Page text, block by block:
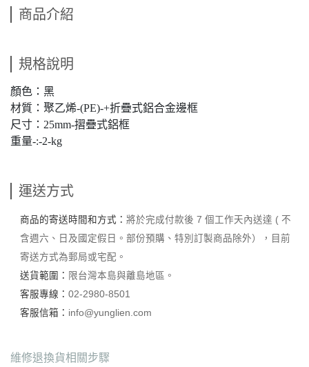
商品介紹
規格說明
顏色：黑
材質：聚乙烯-(PE)-+折疊式鋁合金邊框
尺寸：25mm-摺疊式鋁框
重量-:-2-kg
運送方式
商品的寄送時間和方式： 將於完成付款後 7 個工作天內送達 ( 不
含週六、日及國定假日。部份預購、特別訂製商品除外），目前
寄送方式為郵局或宅配。
送貨範圍： 限台灣本島與離島地區。
客服專線： 02-2980-8501
客服信箱： info@yunglien.com
維修退換貨相關步驟